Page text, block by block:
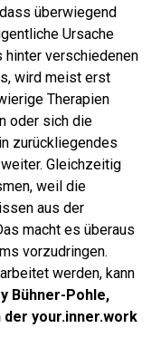
überwiegend
Ursache
verschiedenen
wird meist erst
Therapien
oder sich die
zurückliegendes
Gleichzeitig
weil die
aus der
macht es überaus
vorzudringen.
werden, kann
Bühner-Pohle,
your.inner.work